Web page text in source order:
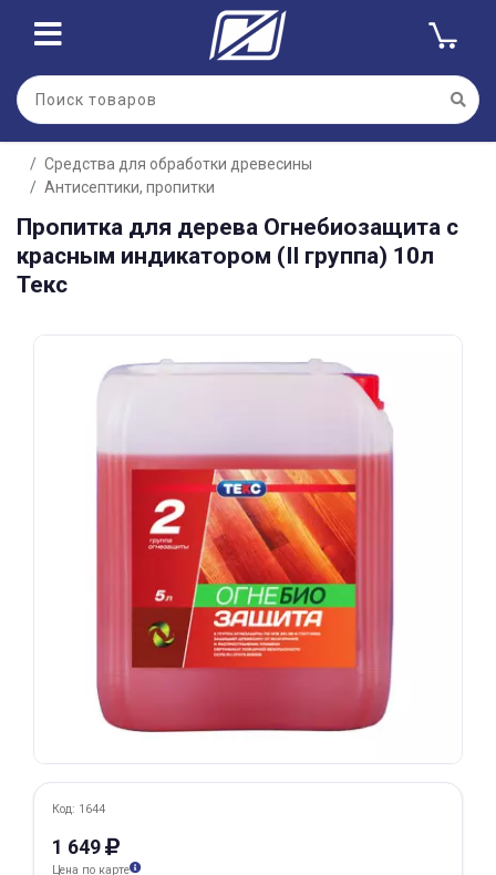
Средства для обработки древесины
Антисептики, пропитки
Пропитка для дерева Огнебиозащита с
красным индикатором (II группа) 10л
Текс
Код: 1644
1 649
Цена по карте
Для клиентов всех банков
Разбейте
оплатуна части
без переплат
График платежей
Добавляйте товары
Оплачивайте сегодня только
% картой любого банка
Получайте товар
списываться